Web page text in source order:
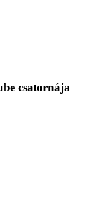
csatornája